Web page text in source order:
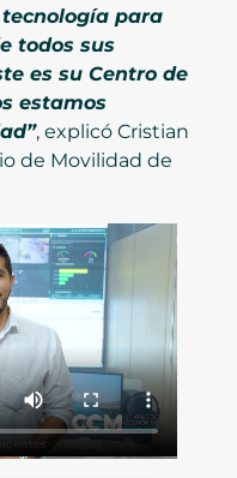
para
todos sus
es su Centro de
estamos
, explicó Cristian
de Movilidad de